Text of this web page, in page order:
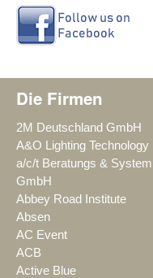
Die Firmen
2M Deutschland GmbH
A&O Lighting Technology
a/c/t Beratungs & System
GmbH
Abbey Road Institute
Absen
AC Event
ACB
Active Blue